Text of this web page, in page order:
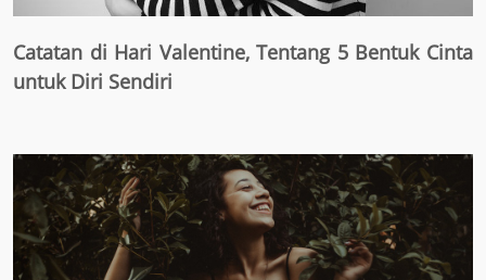
Catatan di Hari Valentine, Tentang 5 Bentuk Cinta
untuk Diri Sendiri